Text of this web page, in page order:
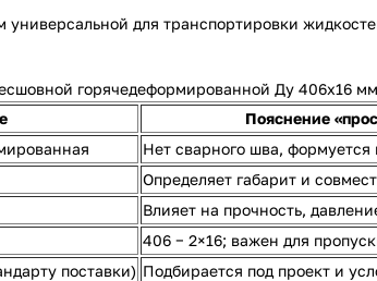
для транспортировки
горячедеформированной Ду 406х16 мм
Пояснение
Нет сварного шва,
Определяет габарит и
Влияет на прочность,
406 − 2×16; важен для
поставки) Подбирается под проект и